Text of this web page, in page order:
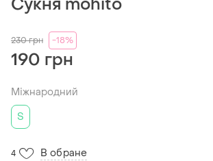
Сукня mohito
230грн -18%
190 грн
Міжнародний
S
4 В обране